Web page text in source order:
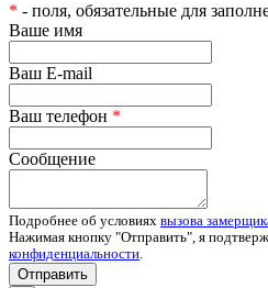
* - поля, обязательные для
Ваше имя
Ваш E-mail
Ваш телефон *
Сообщение
Подробнее об условиях вызова
Нажимая кнопку "Отправить", я
конфиденциальности.
Отправить